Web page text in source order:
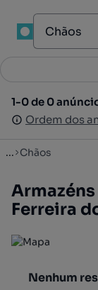
1-0 de 0
Ordem dos
1-0 de 0
Ordem dos
... Chãos
Ferreira
Nenhum